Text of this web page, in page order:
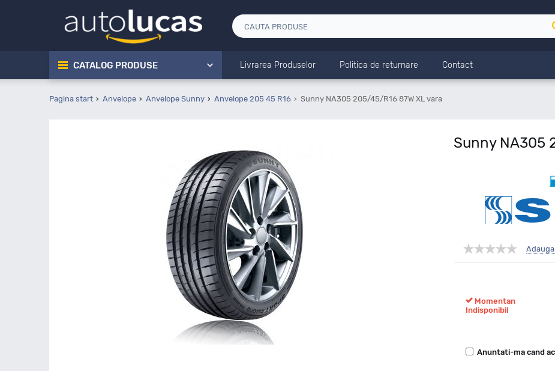
CATALOG PRODUSE Livrarea Produselor Politica de returnare Contact
Pagina start Anvelope Anvelope Sunny Anvelope 205 45 R16 Sunny NA305 205/45/R16 87W XL vara
Sunny NA305
Momentan
Indisponibil
Anuntati-ma cand